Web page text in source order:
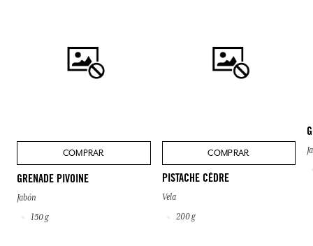
COMPRAR
GRENADE PIVOINE
Jabón
150 g
COMPRAR
PISTACHE CÈDRE
Vela
200 g